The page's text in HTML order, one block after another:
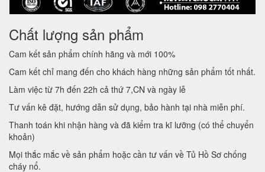
Chất lượng sản phẩm
Cam kết sản phẩm chính hãng và mới 100%
Cam kết chỉ mang đến cho khách hàng những sản phẩm tốt nhất.
Làm việc từ 7h đến 22h cả thứ 7,CN và ngày lễ
Tư vấn kê đặt, hướng dẫn sử dụng, bảo hành tại nhà miễn phí.
Thanh toán khi nhận hàng và đã kiểm tra kĩ lưỡng (có thể chuyển
khoản)
Mọi thắc mắc về sản phẩm hoặc cần tư vấn về Tủ Hồ Sơ chống
cháy nổ.